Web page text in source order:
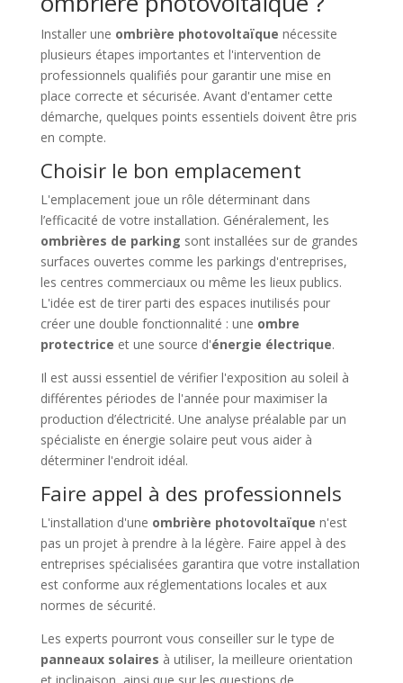
Installer une ombrière photovoltaïque nécessite
plusieurs étapes importantes et l'intervention de
professionnels qualifiés pour garantir une mise en
place correcte et sécurisée. Avant d'entamer cette
démarche, quelques points essentiels doivent être pris
en compte.
Choisir le bon emplacement
L'emplacement joue un rôle déterminant dans
l’efficacité de votre installation. Généralement, les
ombrières de parking sont installées sur de grandes
surfaces ouvertes comme les parkings d'entreprises,
les centres commerciaux ou même les lieux publics.
L'idée est de tirer parti des espaces inutilisés pour
créer une double fonctionnalité : une ombre
protectrice et une source d'énergie électrique.
Il est aussi essentiel de vérifier l'exposition au soleil à
différentes périodes de l'année pour maximiser la
production d’électricité. Une analyse préalable par un
spécialiste en énergie solaire peut vous aider à
déterminer l'endroit idéal.
Faire appel à des professionnels
L'installation d'une ombrière photovoltaïque n'est
pas un projet à prendre à la légère. Faire appel à des
entreprises spécialisées garantira que votre installation
est conforme aux réglementations locales et aux
normes de sécurité.
Les experts pourront vous conseiller sur le type de
panneaux solaires à utiliser, la meilleure orientation